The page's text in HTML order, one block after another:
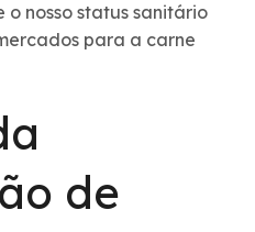
o nosso status sanitário
para a carne
de